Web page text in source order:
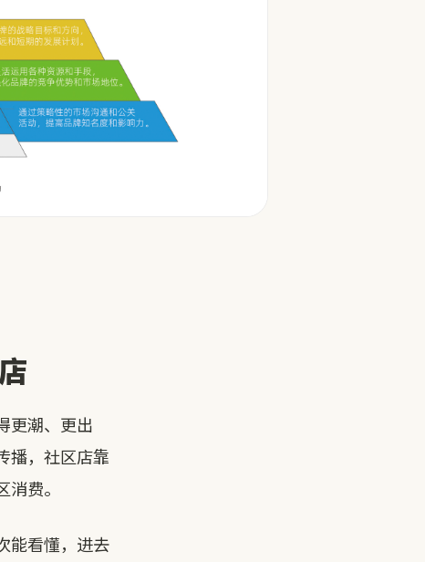
更潮、更出
播，社区店靠
费。
能看懂，进去